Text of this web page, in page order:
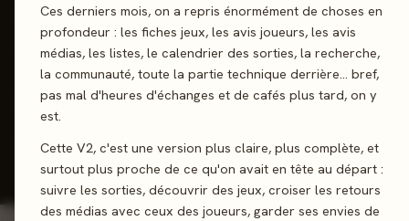
Ces derniers mois, on a repris énormément de choses en
profondeur : les fiches jeux, les avis joueurs, les avis
médias, les listes, le calendrier des sorties, la recherche,
la communauté, toute la partie technique derrière… bref,
pas mal d'heures d'échanges et de cafés plus tard, on y
est.
Cette V2, c'est une version plus claire, plus complète, et
surtout plus proche de ce qu'on avait en tête au départ :
suivre les sorties, découvrir des jeux, croiser les retours
des médias avec ceux des joueurs, garder ses envies de
1-4 joueurs 12 ans+ 45 min
Gestion de ressources
Développement
J'ai joué Envie de jouer Wishlist
Donner mon avis